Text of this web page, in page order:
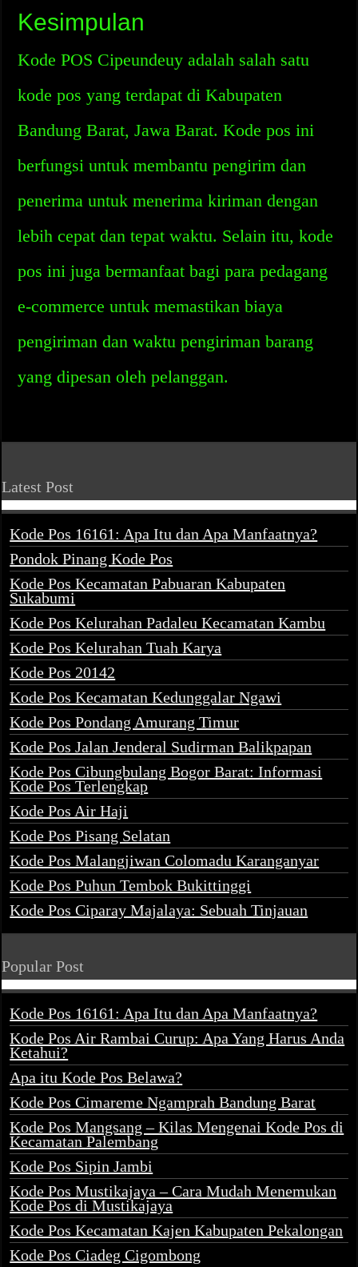
Kesimpulan
Kode POS Cipeundeuy adalah salah satu
kode pos yang terdapat di Kabupaten
Bandung Barat, Jawa Barat. Kode pos ini
berfungsi untuk membantu pengirim dan
penerima untuk menerima kiriman dengan
lebih cepat dan tepat waktu. Selain itu, kode
pos ini juga bermanfaat bagi para pedagang
e-commerce untuk memastikan biaya
pengiriman dan waktu pengiriman barang
yang dipesan oleh pelanggan.
Latest Post
Kode Pos 16161: Apa Itu dan Apa Manfaatnya?
Pondok Pinang Kode Pos
Kode Pos Kecamatan Pabuaran Kabupaten
Sukabumi
Kode Pos Kelurahan Padaleu Kecamatan Kambu
Kode Pos Kelurahan Tuah Karya
Kode Pos 20142
Kode Pos Kecamatan Kedunggalar Ngawi
Kode Pos Pondang Amurang Timur
Kode Pos Jalan Jenderal Sudirman Balikpapan
Kode Pos Cibungbulang Bogor Barat: Informasi
Kode Pos Terlengkap
Kode Pos Air Haji
Kode Pos Pisang Selatan
Kode Pos Malangjiwan Colomadu Karanganyar
Kode Pos Puhun Tembok Bukittinggi
Kode Pos Ciparay Majalaya: Sebuah Tinjauan
Popular Post
Kode Pos 16161: Apa Itu dan Apa Manfaatnya?
Kode Pos Air Rambai Curup: Apa Yang Harus Anda
Ketahui?
Apa itu Kode Pos Belawa?
Kode Pos Cimareme Ngamprah Bandung Barat
Kode Pos Mangsang – Kilas Mengenai Kode Pos di
Kecamatan Palembang
Kode Pos Sipin Jambi
Kode Pos Mustikajaya – Cara Mudah Menemukan
Kode Pos di Mustikajaya
Kode Pos Kecamatan Kajen Kabupaten Pekalongan
Kode Pos Ciadeg Cigombong